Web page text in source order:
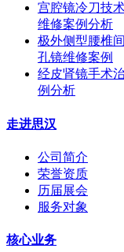
宫腔镜冷刀技
维修案例分析
极外侧型腰椎
孔镜维修案例
经皮肾镜手术
例分析
走进思汉
公司简介
荣誉资质
历届展会
服务对象
核心业务